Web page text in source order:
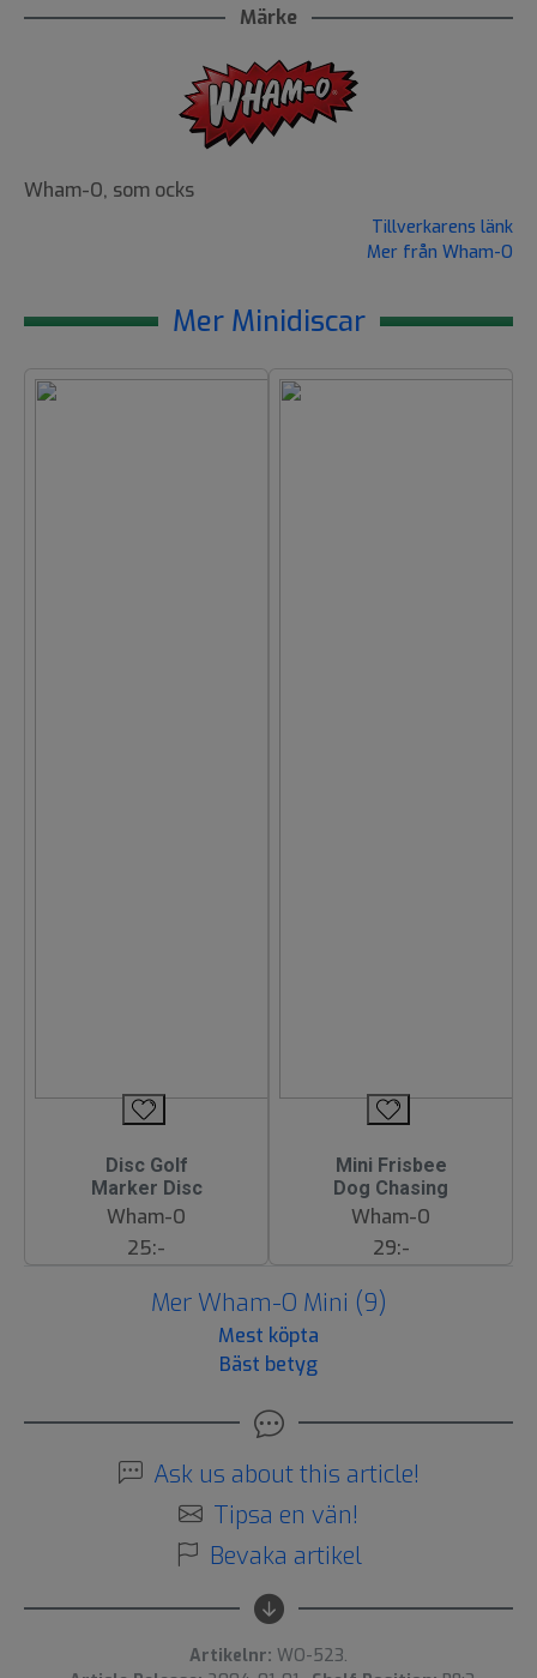
Märke
Wham-O, som ocks
Tillverkarens länk
Mer från Wham-O
Mer Minidiscar
Disc Golf
Marker Disc
Wham-O
25:-
Mini Frisbee
Dog Chasing
Wham-O
29:-
Mer Wham-O Mini (9)
Mest köpta
Bäst betyg
Ask us about this article!
Tipsa en vän!
Bevaka artikel
Artikelnr: WO-523.